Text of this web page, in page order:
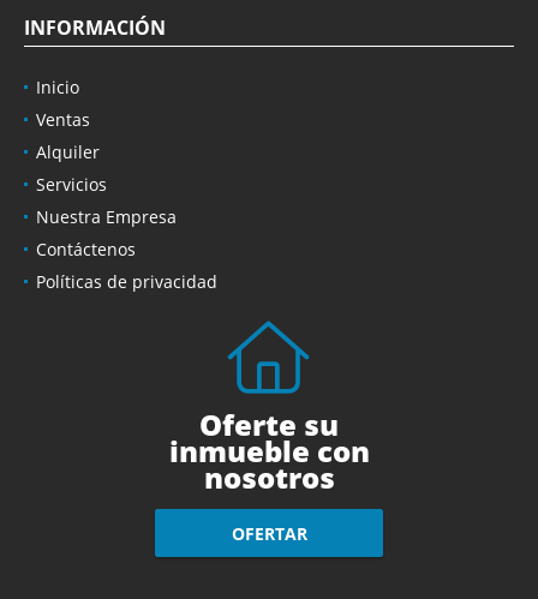
INFORMACIÓN
Inicio
Ventas
Alquiler
Servicios
Nuestra Empresa
Contáctenos
Políticas de privacidad
Oferte su
inmueble con
nosotros
OFERTAR